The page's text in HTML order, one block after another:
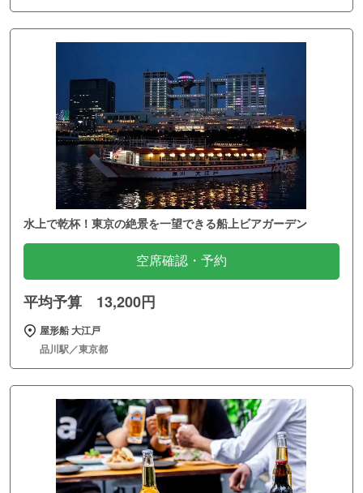
水上で乾杯！東京の絶景を一望できる船上ビアガーデン
空席確認・予約
平均予算 13,200円
屋形船 大江戸
品川駅／東京都